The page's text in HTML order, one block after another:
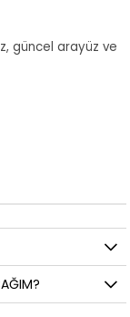
güncel arayüz ve